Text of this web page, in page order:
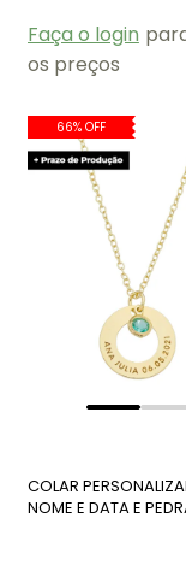
Faça o login
os preços
66% OFF
COLAR
NOME E DATA E